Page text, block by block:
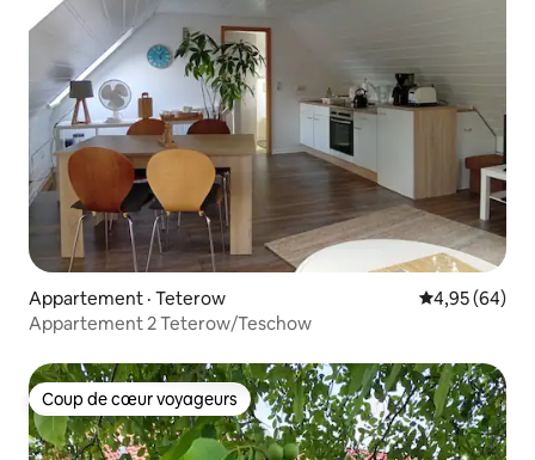
Appartement · Teterow Note
4,95 (64)
Appartement 2 Teterow/Teschow
Coup de cœur voyageurs
Coup de cœur voyageurs